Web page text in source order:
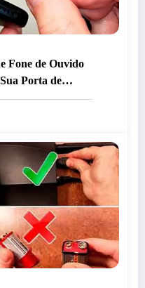
Fone de Ouvido
Porta de